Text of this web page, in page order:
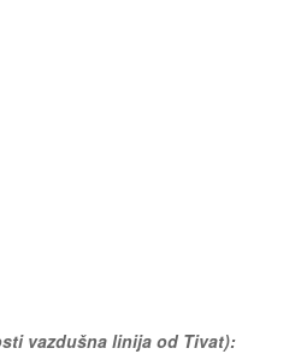
vazdušna linija od Tivat):